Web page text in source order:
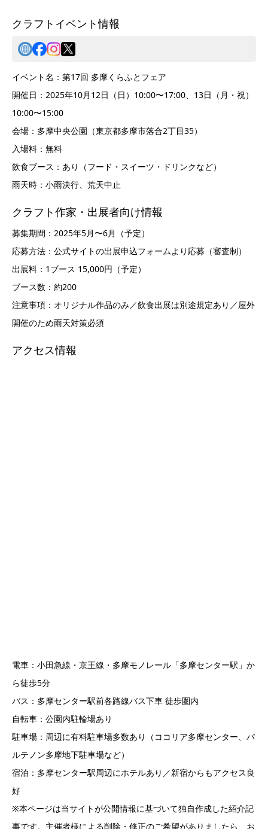
クラフトイベント情報
イベント名：第17回 多摩くらふとフェア
開催日：2025年10月12日（日）10:00〜17:00、13日（月・祝）
10:00〜15:00
会場：多摩中央公園（東京都多摩市落合2丁目35）
入場料：無料
飲食ブース：あり（フード・スイーツ・ドリンクなど）
雨天時：小雨決行、荒天中止
クラフト作家・出展者向け情報
募集期間：2025年5月〜6月（予定）
応募方法：公式サイトの出展申込フォームより応募（審査制）
出展料：1ブース 15,000円（予定）
ブース数：約200
注意事項：オリジナル作品のみ／飲食出展は別途規定あり／屋外
開催のため雨天対策必須
アクセス情報
電車：小田急線・京王線・多摩モノレール「多摩センター駅」か
ら徒歩5分
バス：多摩センター駅前各路線バス下車 徒歩圏内
自転車：公園内駐輪場あり
駐車場：周辺に有料駐車場多数あり（ココリア多摩センター、パ
ルテノン多摩地下駐車場など）
宿泊：多摩センター駅周辺にホテルあり／新宿からもアクセス良
好
※本ページは当サイトが公開情報に基づいて独自作成した紹介記
事です。主催者様による削除・修正のご希望がありましたら、お